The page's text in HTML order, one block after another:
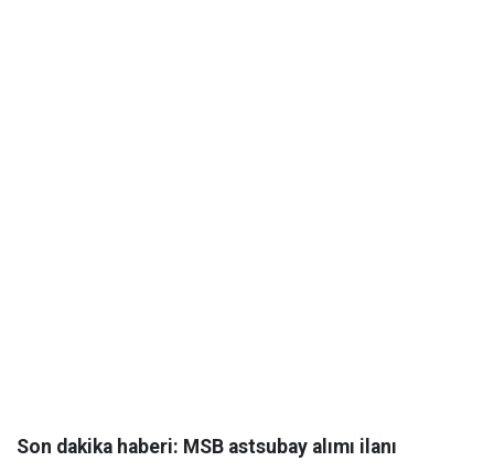
Son dakika haberi: MSB astsubay alımı ilanı